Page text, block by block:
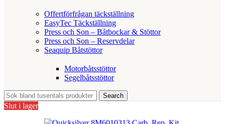
Offertförfrågan täckställning
EasyTec Täckställning
Press och Son – Båtbockar & Stöttor
Press och Son – Reservdelar
Seaquip Båtstöttor
Motorbåtsstöttor
Segelbåtsstöttor
Search
Slut i lager